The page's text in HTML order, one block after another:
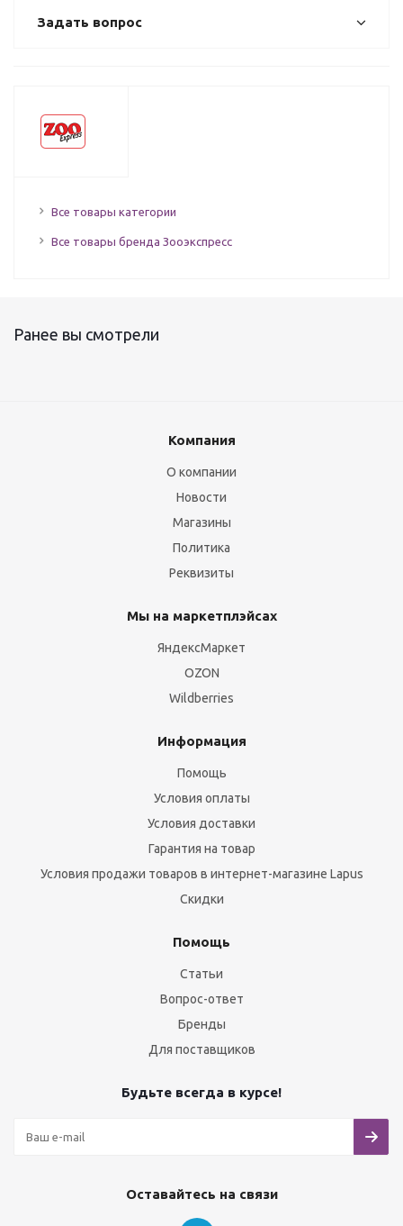
Задать вопрос
Все товары категории
Все товары бренда Зооэкспресс
Ранее вы смотрели
Компания
О компании
Новости
Магазины
Политика
Реквизиты
Мы на маркетплэйсах
ЯндексМаркет
OZON
Wildberries
Информация
Помощь
Условия оплаты
Условия доставки
Гарантия на товар
Условия продажи товаров в интернет-магазине Lapus
Скидки
Помощь
Статьи
Вопрос-ответ
Бренды
Для поставщиков
Будьте всегда в курсе!
Оставайтесь на связи